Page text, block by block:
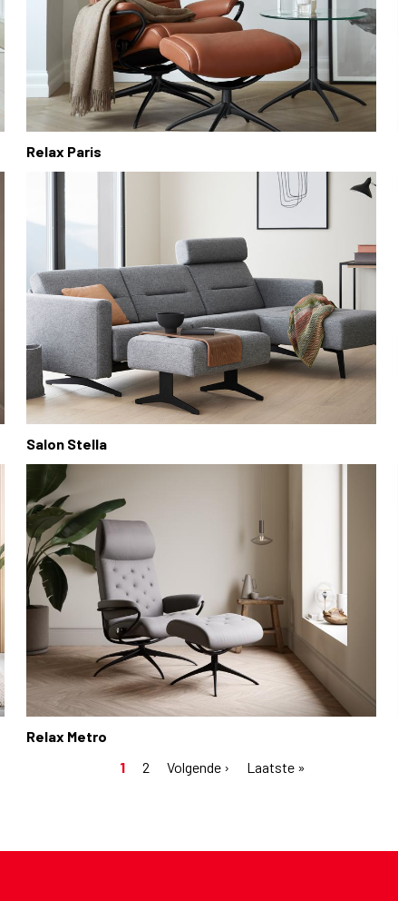
Relax Paris
Salon Stella
Relax Metro
Huidige
1 Pagina
2
Volgende
Volgende ›
Laatste
Laatste »